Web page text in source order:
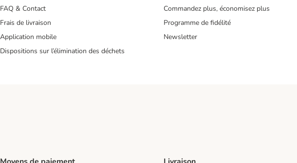
FAQ & Contact
Frais de livraison
Application mobile
Dispositions sur l’élimination des déchets
Commandez plus, économisez plus
Programme de fidélité
Newsletter